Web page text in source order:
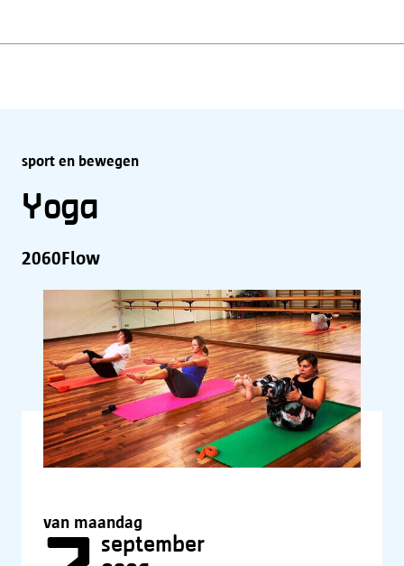
sport en bewegen
Yoga
2060Flow
van maandag
september